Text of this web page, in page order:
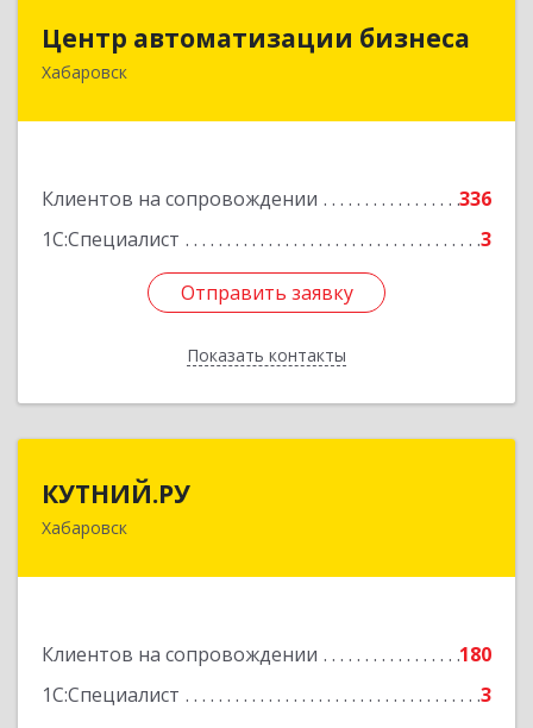
Центр автоматизации бизнеса
Хабаровск
Клиентов на сопровождении
336
1С:Специалист
3
Отправить заявку
Показать контакты
Центр автоматизации бизнеса
680030, Хабаровский край, Хабаровск г, Ленина
Отправить заявку
Назад
КУТНИЙ.РУ
Хабаровск
Клиентов на сопровождении
180
1С:Специалист
3
680007, Хабаровский край, Хабаровск г,